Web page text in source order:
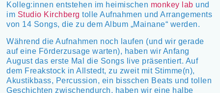
Kolleg:innen entstehen im heimischen monkey lab und
im Studio Kirchberg tolle Aufnahmen und Arrangements
von 14 Songs, die zu dem Album „Mainane“ werden.
Während die Aufnahmen noch laufen (und wir gerade
auf eine Förderzusage warten), haben wir Anfang
August das erste Mal die Songs live präsentiert. Auf
dem Freakstock in Allstedt, zu zweit mit Stimme(n),
Akustikbass, Percussion, ein bisschen Beats und tollen
Geschichten zwischendurch, haben wir eine halbe